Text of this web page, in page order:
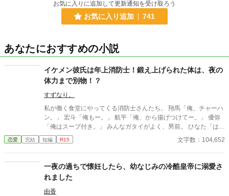
お気に入りに追加して更新通知を受け取ろう
お気に入り追加 741
あなたにおすすめの小説
イケメン彼氏は年上消防士！鍛え上げられた体は、夜の
体力まで別物！？
すずなり。
私が働く食堂にやってくる消防士さんたち。 翔馬「俺、チャーハ
ン。」 宏斗「俺もー。」 航平「俺、から揚げつけてー。」 優弥
「俺はスープ付き。」 みんなガタイがよく、男前。 ひなた「はー
いっ。ちょっと待ってくださいねーっ。」 慌ただしい昼時を過ぎ
ると、私の仕事は終わる。 終わった後、私は行かなきゃいけない
ー。」 保育園に迎えに行かなきゃいけない子、『太陽』。 私は子
供と一緒に・・・暮らしてる。 ーーーーーーーーーーーーーーー
ー 翔馬「おいおい嘘だろ？」 宏斗「子供・・・いたんだ・・。」
航平「いくつん時の子だよ・・・・。」 優弥「マジか・・・。」
恋愛 完結 短編 R15 文字数：104,652
一夜の過ちで懐妊したら、幼なじみの冷酷皇帝に溺愛さ
れました
由香